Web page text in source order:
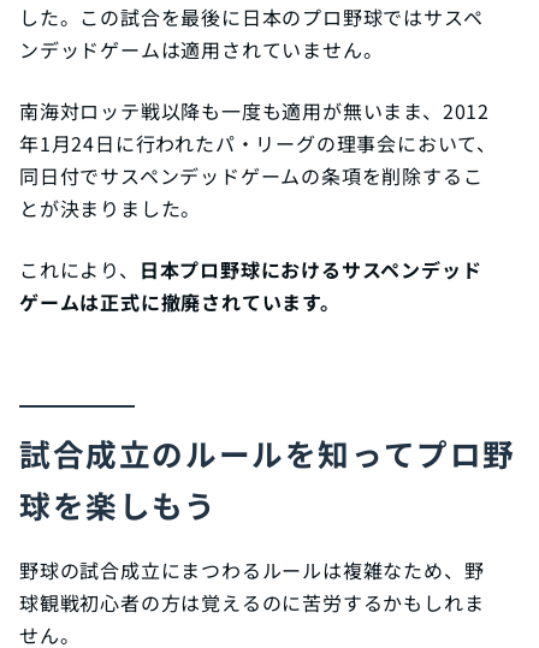
した。この試合を最後に日本のプロ野球ではサスペ
ンデッドゲームは適用されていません。
南海対ロッテ戦以降も一度も適用が無いまま、2012
年1月24日に行われたパ・リーグの理事会において、
同日付でサスペンデッドゲームの条項を削除するこ
とが決まりました。
これにより、 日本プロ野球におけるサスペンデッド
ゲームは正式に撤廃されています。
試合成立のルールを知ってプロ野
球を楽しもう
野球の試合成立にまつわるルールは複雑なため、野
球観戦初心者の方は覚えるのに苦労するかもしれま
せん。